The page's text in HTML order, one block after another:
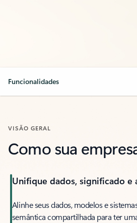
Funcionalidades
VISÃO GERAL
Como sua
Unifique dados, significado e
Alinhe seus dados, modelos e
semântica compartilhada para ter